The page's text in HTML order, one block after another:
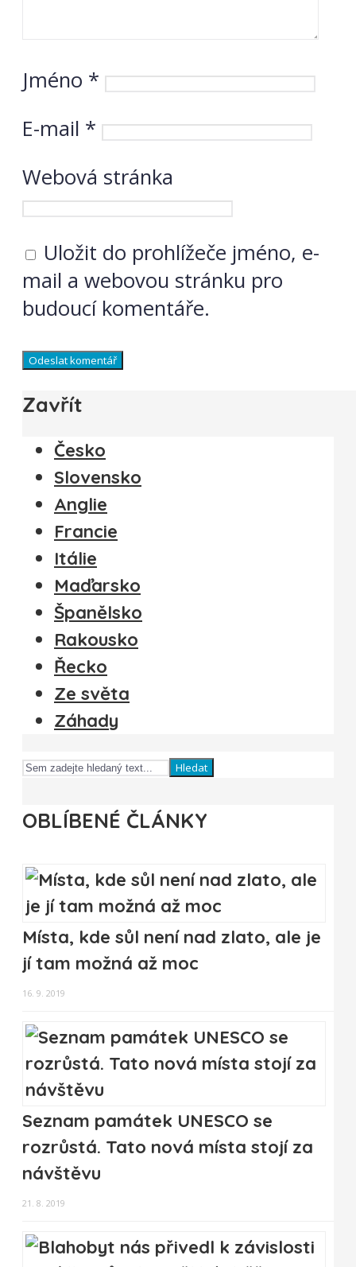
Jméno *
E-mail *
Webová stránka
Uložit do prohlížeče jméno, e-
mail a webovou stránku pro
budoucí komentáře.
Zavřít
Česko
Slovensko
Anglie
Francie
Itálie
Maďarsko
Španělsko
Rakousko
Řecko
Ze světa
Záhady
Hledat
OBLÍBENÉ ČLÁNKY
Místa, kde sůl není nad zlato, ale je
jí tam možná až moc
16. 9. 2019
Seznam památek UNESCO se
rozrůstá. Tato nová místa stojí za
návštěvu
21. 8. 2019